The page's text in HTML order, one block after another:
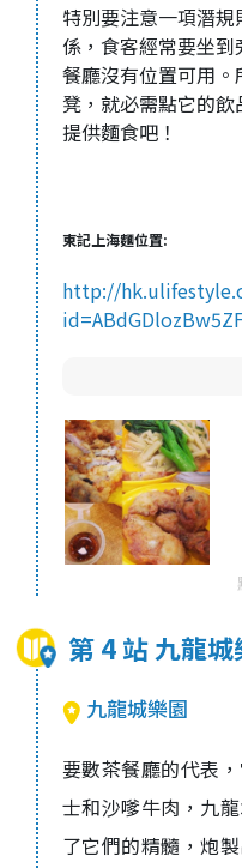
特別要注意一項潛
係，食客經常要坐
餐廳沒有位置可用
凳，就必需點它的
提供麵食吧！
東記上海麵位置:
http://
第 4 站 九龍
九龍城樂園
要數茶餐廳的代表
士和沙嗲牛肉，九
了它們的精髓，炮